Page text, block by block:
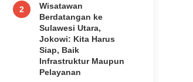
2
Wisatawan
Berdatangan ke
Sulawesi Utara,
Jokowi: Kita Harus
Siap, Baik
Infrastruktur Maupun
Pelayanan